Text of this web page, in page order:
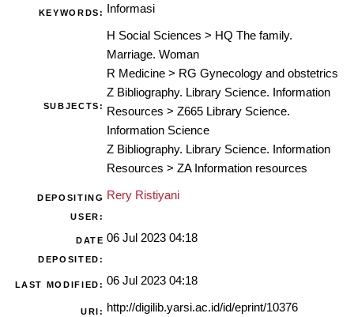
KEYWORDS:
Informasi
SUBJECTS:
H Social Sciences > HQ The family.
Marriage. Woman
R Medicine> RG Gynecology and obstetrics
Z Bibliography. Library Science. Information
Resources > Z665 Library Science.
Information Science
Z Bibliography. Library Science. Information
Resources > ZA Information resources
DEPOSITING
USER:
Rery Ristiyani
DATE
DEPOSITED:
06 Jul 2023 04:18
LAST MODIFIED: 06 Jul 2023 04:18
URI: http://digilib.yarsi.ac.id/id/eprint/10376